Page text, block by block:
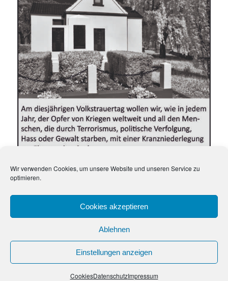
Wir verwenden Cookies, um unsere Website und unseren Service zu
optimieren.
Cookies akzeptieren
Ablehnen
Einstellungen anzeigen
CookiesDatenschutzImpressum
© connect GmbH 2024Impressum Datenschutzhinweis